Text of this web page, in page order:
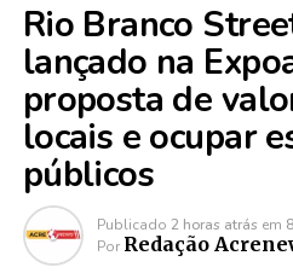
Rio Branco
lançado na
proposta de
locais e ocupar
públicos
Publicado 2 horas atrás em
Por Redação